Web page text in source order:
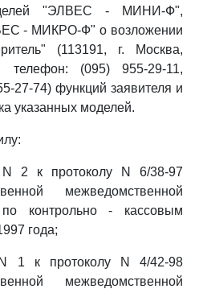
"ЭЛВЕС - МИНИ-Ф",
- МИКРО-Ф" о возложении
(113191, г. Москва,
(095) 955-29-11,
27-74) функций заявителя и
указанных моделей.
2 к протоколу N 6/38-97
межведомственной
по контрольно - кассовым
года;
1 к протоколу N 4/42-98
межведомственной